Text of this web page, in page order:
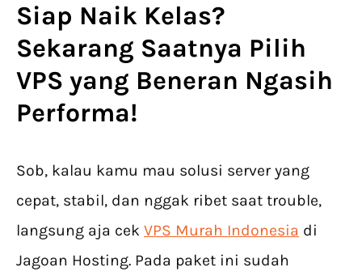
Siap Naik Kelas?
Sekarang Saatnya Pilih
VPS yang Beneran Ngasih
Performa!
Sob, kalau kamu mau solusi server yang
cepat, stabil, dan nggak ribet saat trouble,
langsung aja cek VPS Murah Indonesia di
Jagoan Hosting. Pada paket ini sudah